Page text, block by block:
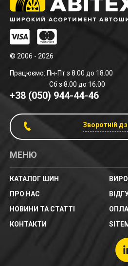
© 2006 - 2026
Працюємо: Пн-Пт з 8.00 до 18.00
Сб з 8.00 до 16.00
+38 (050) 944-44-46
Зворотній
МЕНЮ
КАТАЛОГ ШИН
ПРО НАС
НОВИНИ ТА СТАТТІ
КОНТАКТИ